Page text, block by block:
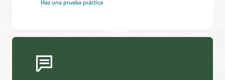
Haz una prueba práctica